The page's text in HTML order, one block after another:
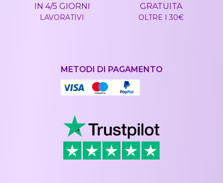
IN 4/5 GIORNI
LAVORATIVI
GRATUITA
OLTRE I 30€
METODI DI PAGAMENTO